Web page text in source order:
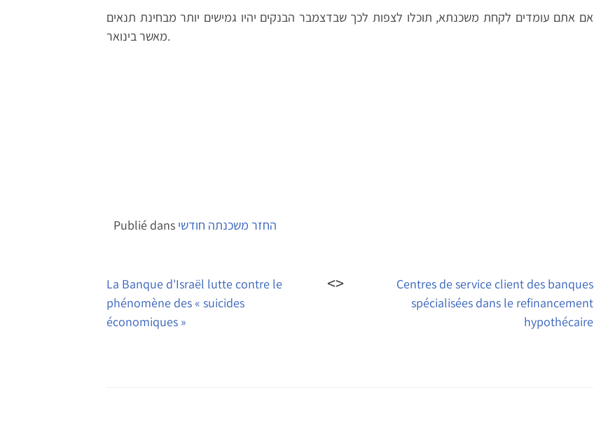
אם אתם עומדים לקחת משכנתא, תוכלו לצפות לכך שבדצמבר הבנקים יהיו גמישים יותר מבחינת תנאים
מאשר בינואר.
Publié dans החזר משכנתה חודשי
de
l’article
La Banque d'Israël lutte contre le
phénomène des « suicides
économiques »
Centres de service client des banques
spécialisées dans le refinancement
hypothécaire